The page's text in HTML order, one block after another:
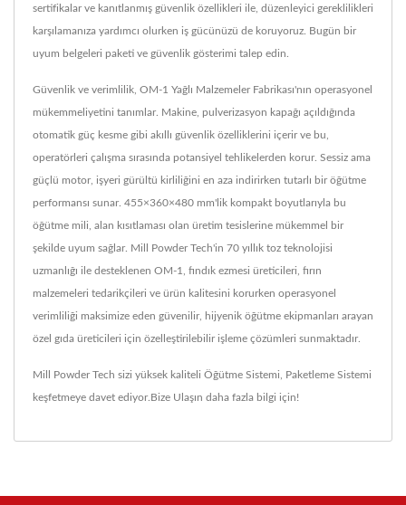
sertifikalar ve kanıtlanmış güvenlik özellikleri ile, düzenleyici gereklilikleri
karşılamanıza yardımcı olurken iş gücünüzü de koruyoruz. Bugün bir
uyum belgeleri paketi ve güvenlik gösterimi talep edin.
Güvenlik ve verimlilik, OM-1 Yağlı Malzemeler Fabrikası'nın operasyonel
mükemmeliyetini tanımlar. Makine, pulverizasyon kapağı açıldığında
otomatik güç kesme gibi akıllı güvenlik özelliklerini içerir ve bu,
operatörleri çalışma sırasında potansiyel tehlikelerden korur. Sessiz ama
güçlü motor, işyeri gürültü kirliliğini en aza indirirken tutarlı bir öğütme
performansı sunar. 455×360×480 mm'lik kompakt boyutlarıyla bu
öğütme mili, alan kısıtlaması olan üretim tesislerine mükemmel bir
şekilde uyum sağlar. Mill Powder Tech'in 70 yıllık toz teknolojisi
uzmanlığı ile desteklenen OM-1, fındık ezmesi üreticileri, fırın
malzemeleri tedarikçileri ve ürün kalitesini korurken operasyonel
verimliliği maksimize eden güvenilir, hijyenik öğütme ekipmanları arayan
özel gıda üreticileri için özelleştirilebilir işleme çözümleri sunmaktadır.
Mill Powder Tech sizi yüksek kaliteli Öğütme Sistemi Paketleme Sistemi
keşfetmeye davet ediyor. Bize Ulaşın daha fazla bilgi için!